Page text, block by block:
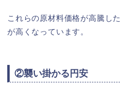
これらの原材料価格が高騰し
が高くなっています。
②襲い掛かる円安